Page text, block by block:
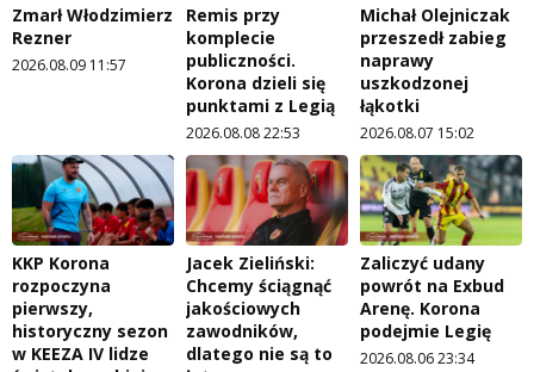
Zmarł Włodzimierz
Rezner
2026.08.09 11:57
Remis przy
komplecie
publiczności.
Korona dzieli się
punktami z Legią
2026.08.08 22:53
Michał Olejniczak
przeszedł zabieg
naprawy
uszkodzonej
łąkotki
2026.08.07 15:02
KKP Korona
rozpoczyna
pierwszy,
historyczny sezon
w KEEZA IV lidze
Jacek Zieliński:
Chcemy ściągnąć
jakościowych
zawodników,
dlatego nie są to
Zaliczyć udany
powrót na Exbud
Arenę. Korona
podejmie Legię
2026.08.06 23:34